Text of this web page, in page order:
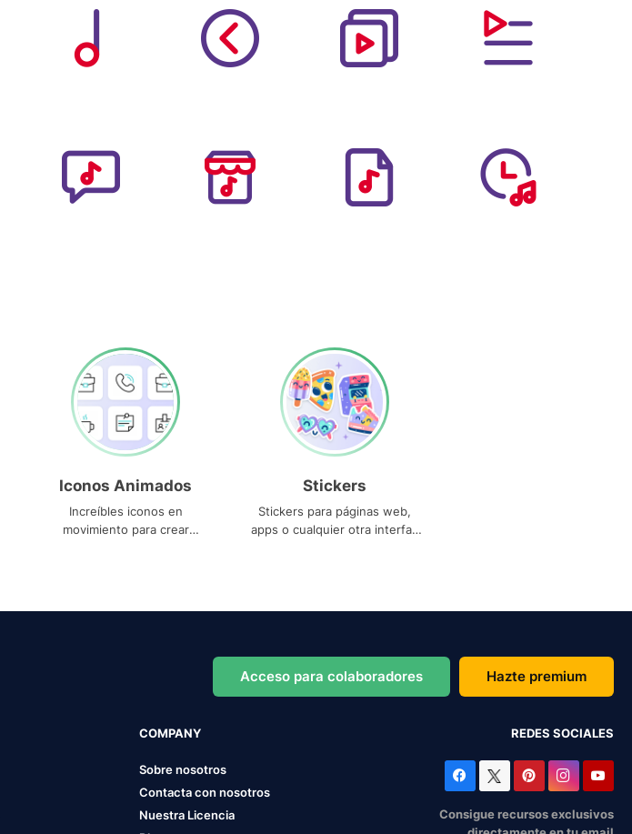
Iconos Animados
Increíbles iconos en
movimiento para crear
Stickers
Stickers para páginas web,
apps o cualquier otra interfaz
Acceso para colaboradores Hazte premium
COMPANY
Sobre nosotros
Contacta con nosotros
Nuestra Licencia
REDES SOCIALES
Consigue recursos exclusivos